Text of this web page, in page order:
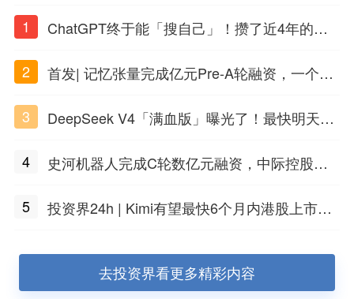
1
ChatGPT终于能「搜自己」！攒了近4年的对
2
首发| 记忆张量完成亿元Pre-A轮融资，一个上
3
DeepSeek V4「满血版」曝光了！最快明天发
4
史河机器人完成C轮数亿元融资，中际控股领
5
投资界24h | Kimi有望最快6个月内港股上市；
去投资界看更多精彩内容